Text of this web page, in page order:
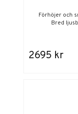
Förhöjer och
Bred
2695 kr